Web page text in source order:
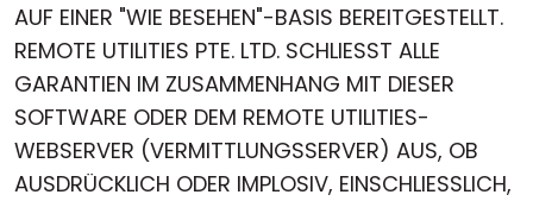
AUF EINER "WIE BESEHEN"-BASIS BEREITGESTELLT.
REMOTE UTILITIES PTE. LTD. SCHLIESST ALLE
GARANTIEN IM ZUSAMMENHANG MIT DIESER
SOFTWARE ODER DEM REMOTE UTILITIES-
WEBSERVER (VERMITTLUNGSSERVER) AUS, OB
AUSDRÜCKLICH ODER IMPLOSIV, EINSCHLIESSLICH,